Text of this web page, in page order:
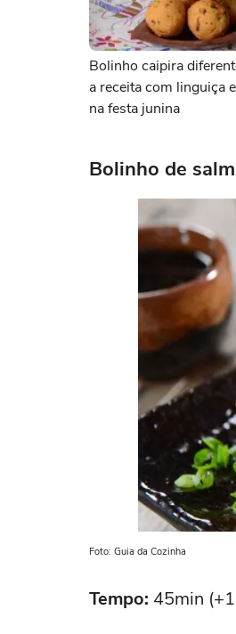
Bolinho caipira
a receita com linguiça
na festa junina
Bolinho de
Foto: Guia da Cozinha
Tempo: 45min